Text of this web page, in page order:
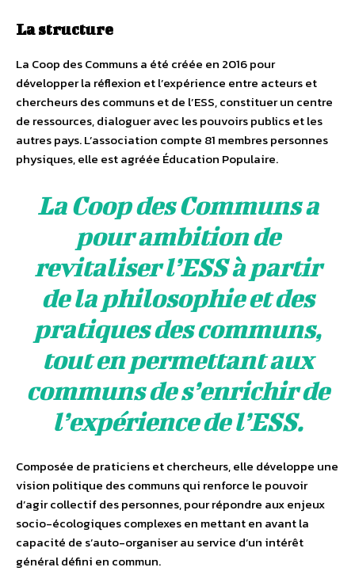
La structure
La Coop des Communs a été créée en 2016 pour
développer la réflexion et l’expérience entre acteurs et
chercheurs des communs et de l’ESS, constituer un centre
de ressources, dialoguer avec les pouvoirs publics et les
autres pays. L’association compte 81 membres personnes
physiques, elle est agréée Éducation Populaire.
La Coop des Communs a
pour ambition de
revitaliser l’ESS à partir
de la philosophie et des
pratiques des communs,
tout en permettant aux
communs de s’enrichir de
l’expérience de l’ESS.
Composée de praticiens et chercheurs, elle développe une
vision politique des communs qui renforce le pouvoir
d’agir collectif des personnes, pour répondre aux enjeux
socio-écologiques complexes en mettant en avant la
capacité de s’auto-organiser au service d’un intérêt
général défini en commun.